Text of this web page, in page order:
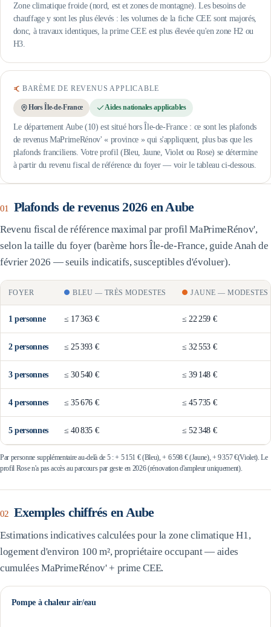
Zone climatique froide (nord, est et zones de montagne). Les besoins de
chauffage y sont les plus élevés : les volumes de la fiche CEE sont majorés,
donc, à travaux identiques, la prime CEE est plus élevée qu'en zone H2 ou
H3.
BARÈME DE REVENUS APPLICABLE
Hors Île-de-France Aides nationales applicables
Le département Aube (10) est situé hors Île-de-France : ce sont les plafonds
de revenus MaPrimeRénov' « province » qui s'appliquent, plus bas que les
plafonds franciliens. Votre profil (Bleu, Jaune, Violet ou Rose) se détermine
à partir du revenu fiscal de référence du foyer — voir le tableau ci-dessous.
01 Plafonds de revenus 2026 enAube
Revenu fiscal de référence maximal par profil MaPrimeRénov',
selon la taille du foyer (barème hors Île-de-France, guide Anah de
février 2026 — seuils indicatifs, susceptibles d'évoluer).
FOYER BLEU — TRÈS MODESTES JAUNE —MODESTES
1 personne ≤ 17 363 € ≤ 22 259 €
2personnes ≤ 25 393 € ≤32 553 €
3personnes ≤30 540 € ≤39 148 €
4personnes ≤35 676 € ≤45 735 €
5personnes ≤40 835 € ≤52 348 €
Par personne supplémentaire au-delà de 5 : + 5 151 €(Bleu), + 6 598 €(Jaune), + 9 357 €(Violet). Le
profil Rose n'a pas accès au parcours par geste en 2026 (rénovation d'ampleur uniquement).
02 Exemples chiffrés enAube
Estimations indicatives calculées pour la zone climatique H1 ,
logement d'environ 100 m², propriétaire occupant — aides
cumulées MaPrimeRénov' + prime CEE.
Pompe à chaleur air/eau